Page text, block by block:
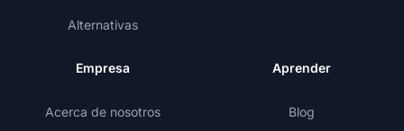
Alternativas
Empresa
Acerca de nosotros
Aprender
Blog